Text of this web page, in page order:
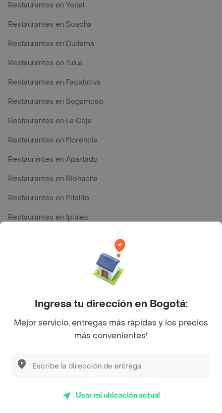
Restaurantes en Yopal
Restaurantes en Soacha
Restaurantes en Duitama
Restaurantes en Tulua
Restaurantes en Facatativa
Restaurantes en Sogamoso
Restaurantes en La Ceja
Restaurantes en Florencia
Restaurantes en Apartado
Restaurantes en Riohacha
Restaurantes en Pitalito
Restaurantes en Ipiales
Top Marcas y Cadenas de Restaurantes
Encuéntranos en estos países
App Store Google play AppGallery
Ingresa tu dirección en Bogotá:
Mejor servicio, entregas más rápidas y los precios
más convenientes!
Usar mi ubicación actual